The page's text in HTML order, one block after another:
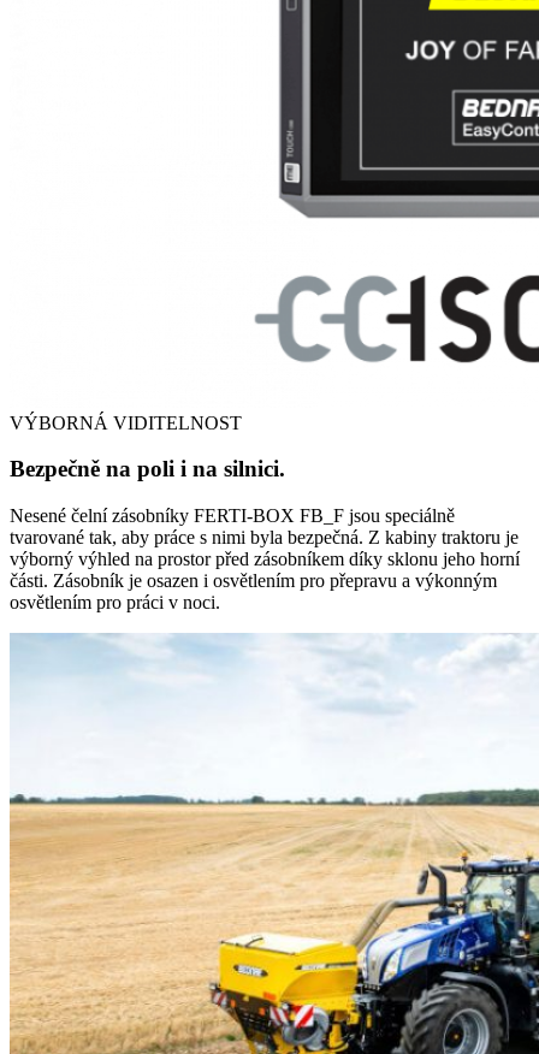
VÝBORNÁ VIDITELNOST
Bezpečně na poli i na silnici.
Nesené čelní zásobníky FERTI-BOX FB_F jsou speciálně
tvarované tak, aby práce s nimi byla bezpečná. Z kabiny traktoru je
výborný výhled na prostor před zásobníkem díky sklonu jeho horní
části. Zásobník je osazen i osvětlením pro přepravu a výkonným
osvětlením pro práci v noci.